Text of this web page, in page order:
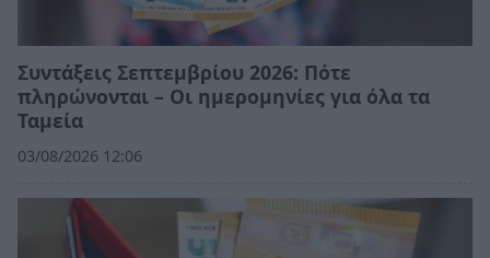
Συντάξεις Σεπτεμβρίου 2026: Πότε
πληρώνονται – Οι ημερομηνίες για όλα τα
Ταμεία
03/08/2026 12:06